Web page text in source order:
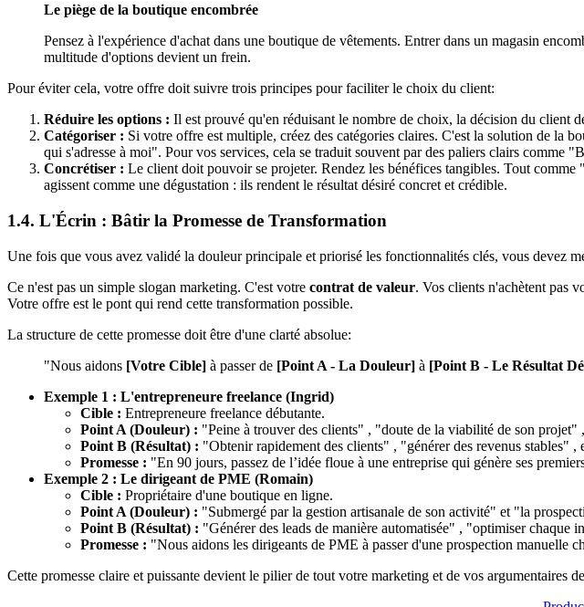
Le piège de la boutique encombrée
Pensez à l'expérience d'achat dans une boutique de vêtements. Entrer dans un magasin
multitude d'options devient un frein.
Pour éviter cela, votre offre doit suivre trois principes pour faciliter le choix du client:
Réduire les options : Il est prouvé qu'en réduisant le nombre de choix, la décision du client
Catégoriser : Si votre offre est multiple, créez des catégories claires. C'est la solution de la
qui s'adresse à moi". Pour vos services, cela se traduit souvent par des paliers clairs comme
Concrétiser : Le client doit pouvoir se projeter. Rendez les bénéfices tangibles. Tout
agissent comme une dégustation : ils rendent le résultat désiré concret et crédible.
1.4. L'Écrin : Bâtir la Promesse de Transformation
Une fois que vous avez validé la douleur principale et priorisé les fonctionnalités clés, vous devez
Ce n'est pas un simple slogan marketing. C'est votre contrat de valeur. Vos clients n'achètent pas
Votre offre est le pont qui rend cette transformation possible.
La structure de cette promesse doit être d'une clarté absolue:
"Nous aidons [Votre Cible] à passer de [Point A - La Douleur] à [Point B - Le Résultat
Exemple 1 : L'entrepreneure freelance (Ingrid)
Cible : Entrepreneure freelance débutante.
Point A (Douleur) : "Peine à trouver des clients" , "doute de la viabilité de son projet"
Point B (Résultat) : "Obtenir rapidement des clients" , "générer des revenus stables" ,
Promesse : "En 90 jours, passez de l’idée floue à une entreprise qui génère ses
Exemple 2 : Le dirigeant de PME (Romain)
Cible : Propriétaire d'une boutique en ligne.
Point A (Douleur) : "Submergé par la gestion artisanale de son activité" et "la
Point B (Résultat) : "Générer des leads de manière automatisée" , "optimiser chaque
Promesse : "Nous aidons les dirigeants de PME à passer d'une prospection
Cette promesse claire et puissante devient le pilier de tout votre marketing et de vos argumentaires